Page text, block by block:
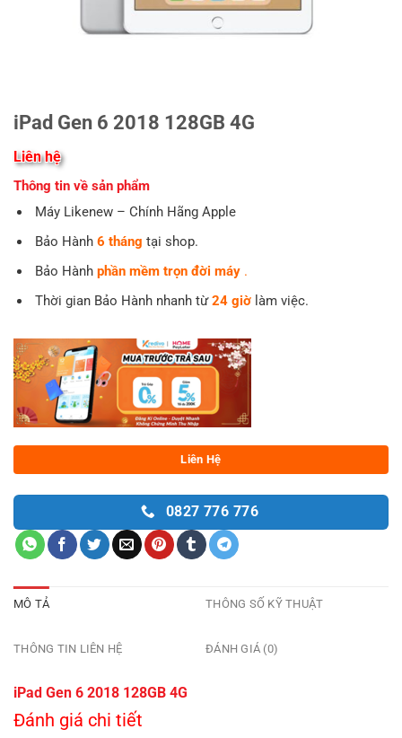
iPad Gen 6 2018 128GB 4G
Liên hệ
Thông tin về sản phẩm
Máy Likenew – Chính Hãng Apple
Bảo Hành 6 tháng tại shop.
Bảo Hành phần mềm trọn đời máy.
Thời gian Bảo Hành nhanh từ24 giờlàm việc.
Liên Hệ
0827 776 776
MÔ TẢ
ĐÁNH GIÁ (0)
THÔNG SỐ KỸ THUẬT
THÔNG TIN LIÊN HỆ
iPad Gen 6 2018 128GB 4G
Đánh giá chi tiết